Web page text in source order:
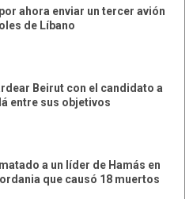
ahora enviar un tercer avión
de Líbano
Beirut con el candidato a
entre sus objetivos
a un líder de Hamás en
que causó 18 muertos